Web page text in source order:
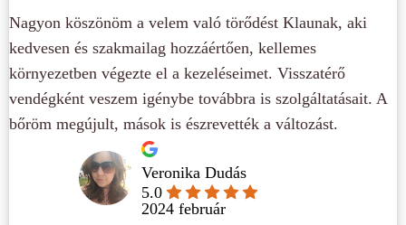
Nagyon köszönöm a velem való törődést Klaunak, aki
kedvesen és szakmailag hozzáértően, kellemes
környezetben végezte el a kezeléseimet. Visszatérő
vendégként veszem igénybe továbbra is szolgáltatásait. A
bőröm megújult, mások is észrevették a változást.
Veronika Dudás
5.0
2024 február